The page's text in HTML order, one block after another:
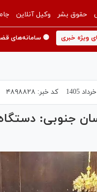
حقوق بشر وکیل آنلاین
ویژه خبری 🟡 سامانه‌های
کد خبر: ۴۸۹۸۸۲۸
جنوبی: